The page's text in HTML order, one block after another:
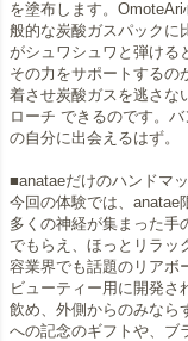
を塗布します。
般的な炭酸ガスパックに
がシュワシュワと弾ける
その力をサポートするの
着させ炭酸ガスを逃さな
ローチ できるのです。
の自分に出会えるはず。
■anataeだけのハンドマ
今回の体験では、anatae
多くの神経が集まった手
でもらえ、ほっとリラッ
容業界でも話題のリアボ
ビューティー用に開発さ
飲め、外側からのみなら
への記念のギフトや、ブ